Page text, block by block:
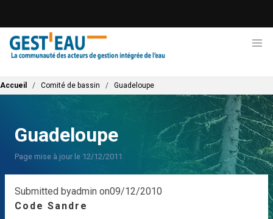
contenu
principal
Fil d'Ariane
Accueil Comité de bassin Guadeloupe
Guadeloupe
Page mise à jour le 12/12/2011
Submitted byadmin on09/12/2010
Code Sandre